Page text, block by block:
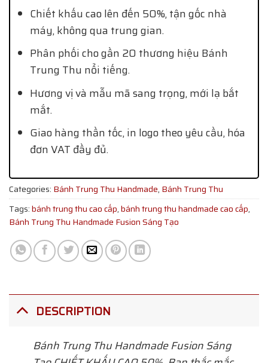
Chiết khấu cao lên đến 50%, tận gốc nhà
máy, không qua trung gian.
Phân phối cho gần 20 thương hiệu Bánh
Trung Thu nổi tiếng.
Hương vị và mẫu mã sang trọng, mới lạ bắt
mắt.
Giao hàng thần tốc, in logo theo yêu cầu, hóa
đơn VAT đầy đủ.
Categories: Bánh Trung Thu Handmade, Bánh Trung Thu
Tags:bánh trung thu cao cấp,bánh trung thu handmade cao cấp,
Bánh Trung Thu Handmade Fusion Sáng Tạo
DESCRIPTION
Bánh Trung Thu Handmade Fusion Sáng